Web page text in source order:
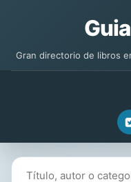
Gran directorio de libros